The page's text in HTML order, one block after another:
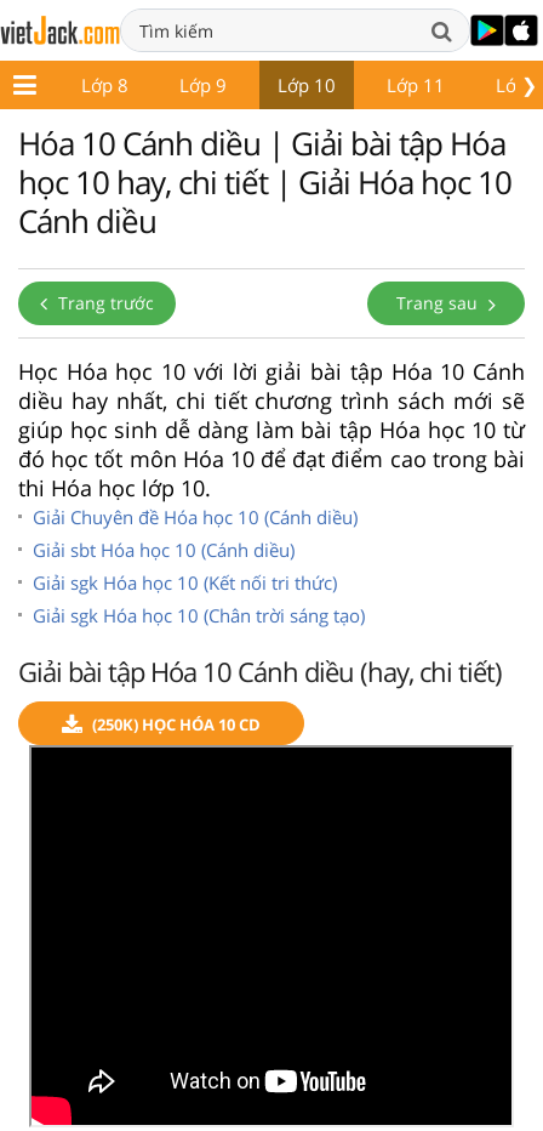
❯
7 Lớp 8 Lớp 9 Lớp 10 Lớp 11 Lớp
Hóa 10 Cánh diều | Giải bài tập Hóa
học 10 hay, chi tiết | Giải Hóa học 10
Cánh diều
Trang trước Trang sau
Học Hóa học 10 với lời giải bài tập Hóa 10 Cánh
diều hay nhất, chi tiết chương trình sách mới sẽ
giúp học sinh dễ dàng làm bài tập Hóa học 10 từ
đó học tốt môn Hóa 10 để đạt điểm cao trong bài
thi Hóa học lớp 10.
Giải Chuyên đề Hóa học 10 (Cánh diều)
Giải sbt Hóa học 10 (Cánh diều)
Giải sgk Hóa học 10 (Kết nối tri thức)
Giải sgk Hóa học 10 (Chân trời sáng tạo)
Giải bài tập Hóa 10 Cánh diều (hay, chi tiết)
(250K) HỌC HÓA 10 CD